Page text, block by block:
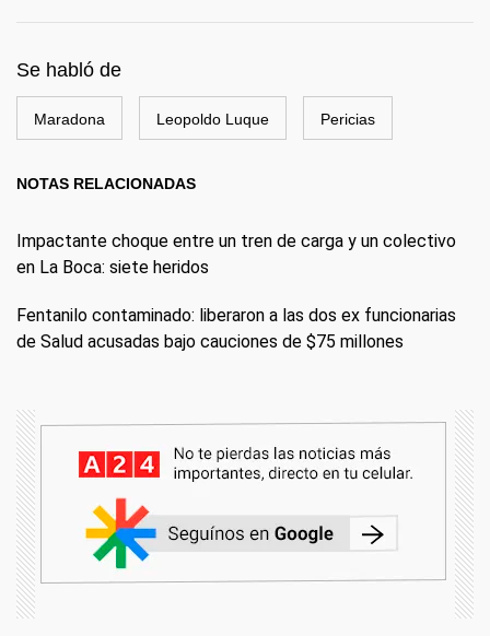
Se habló de
Maradona Leopoldo Luque Pericias
NOTAS RELACIONADAS
Impactante choque entre un tren de carga y un colectivo
en La Boca: siete heridos
Fentanilo contaminado: liberaron a las dos ex funcionarias
de Salud acusadas bajo cauciones de $75 millones